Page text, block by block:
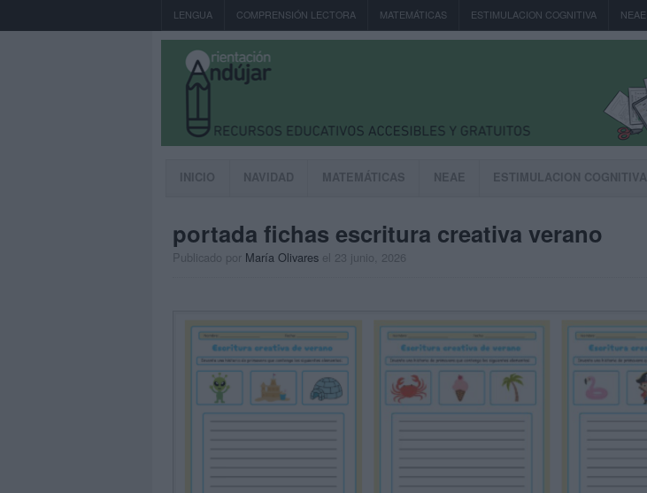
LENGUA COMPRENSIÓN LECTORA MATEMÁTICAS ESTIMULACION COGNITIVA NEAE
INICIO NAVIDAD MATEMÁTICAS NEAE ESTIMULACION COGNITIVA
portada fichas escritura creativa verano
Publicado por María Olivares el 23 junio, 2026